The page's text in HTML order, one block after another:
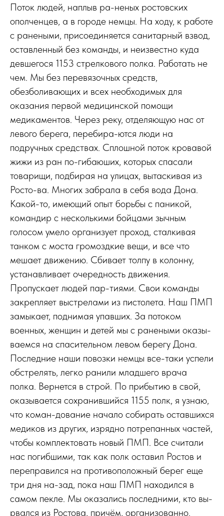
Поток людей, наплыв ра-неных ростовских
ополченцев, а в городе немцы. На ходу, к работе
с ранеными, присоединяется санитарный взвод,
оставленный без команды, и неизвестно куда
девшегося 1153 стрелкового полка. Работать не
чем. Мы без перевязочных средств,
обезболивающих и всех необходимых для
оказания первой медицинской помощи
медикаментов. Через реку, отделяющую нас от
левого берега, перебира-ются люди на
подручных средствах. Сплошной поток кровавой
жижи из ран по-гибаюших, которых спасали
товарищи, подбирая на улицах, вытаскивая из
Росто-ва. Многих забрала в себя вода Дона.
Какой-то, имеющий опыт борьбы с паникой,
командир с несколькими бойцами зычным
голосом умело организует проход, сталкивая
танком с моста громоздкие вещи, и все что
мешает движению. Сбивает толпу в колонну,
устанавливает очередность движения.
Пропускает людей пар-тиями. Свои команды
закрепляет выстрелами из пистолета. Наш ПМП
замыкает, поднимая упавших. За потоком
военных, женщин и детей мы с ранеными оказы-
ваемся на спасительном левом берегу Дона.
Последние наши повозки немцы все-таки успели
обстрелять, легко ранили младшего врача
полка. Вернется в строй. По прибытию в свой,
оказывается сохранившийся 1155 полк, я узнаю,
что коман-дование начало собирать оставшихся
медиков из других, изрядно потрепанных частей,
чтобы комплектовать новый ПМП. Все считали
нас погибшими, так как полк оставил Ростов и
переправился на противоположный берег еще
три дня на-зад, пока наш ПМП находился в
самом пекле. Мы оказались последними, кто вы-
рвался из Ростова, причём, организованно.